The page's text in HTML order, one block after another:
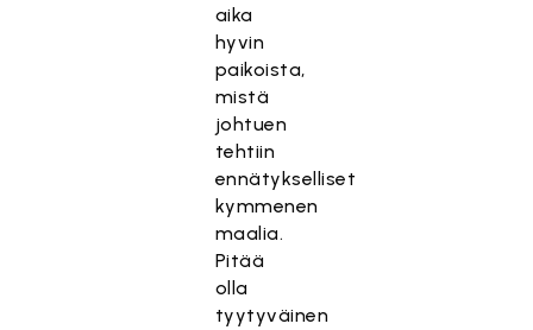
aika
hyvin
paikoista,
mistä
johtuen
tehtiin
ennätykselliset
kymmenen
maalia.
Pitää
olla
tyytyväinen